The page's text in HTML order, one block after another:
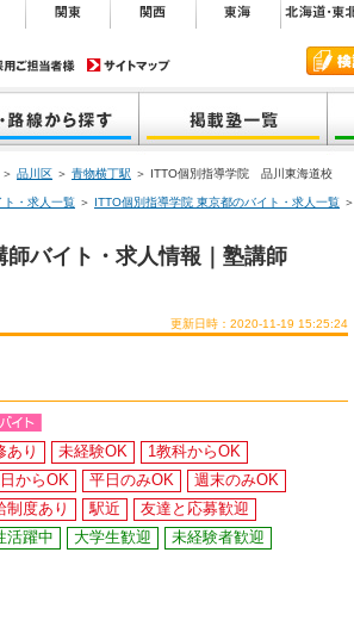
＞ 品川区 ＞ 青物横丁駅 ＞ ITTO個別指導学院 品川東海道校
ト・求人一覧 ＞ ITTO個別指導学院 東京都のバイト・求人一覧 ＞
バイト・求人情報｜塾講師
更新日時：2020-11-19 15:25:24
あり 未経験OK
1教科からOK
からOK
平日のみOK
週末のみOK
制度あり
駅近
友達と応募歓迎
活躍中
大学生歓迎 未経験者歓迎